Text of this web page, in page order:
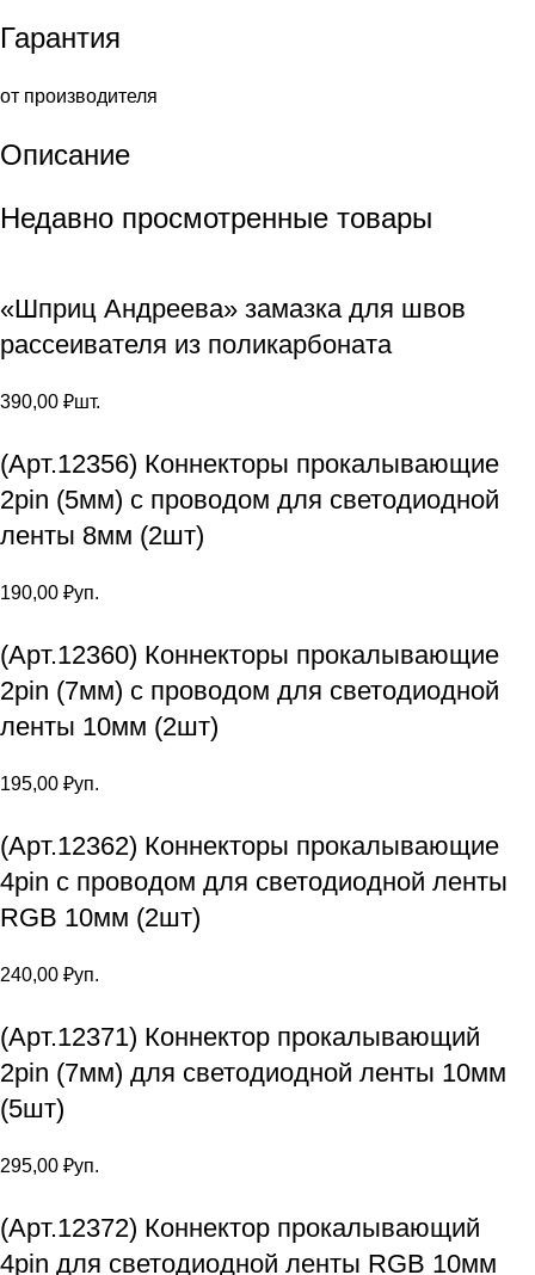
Гарантия
от производителя
Описание
Недавно просмотренные товары
«Шприц Андреева» замазка для швов
рассеивателя из поликарбоната
390,00 ₽шт.
(Арт.12356) Коннекторы прокалывающие
2pin (5мм) с проводом для светодиодной
ленты 8мм (2шт)
190,00 ₽уп.
(Арт.12360) Коннекторы прокалывающие
2pin (7мм) с проводом для светодиодной
ленты 10мм (2шт)
195,00 ₽уп.
(Арт.12362) Коннекторы прокалывающие
4pin с проводом для светодиодной ленты
RGB 10мм (2шт)
240,00 ₽уп.
(Арт.12371) Коннектор прокалывающий
2pin (7мм) для светодиодной ленты 10мм
(5шт)
295,00 ₽уп.
(Арт.12372) Коннектор прокалывающий
4pin для светодиодной ленты RGB 10мм